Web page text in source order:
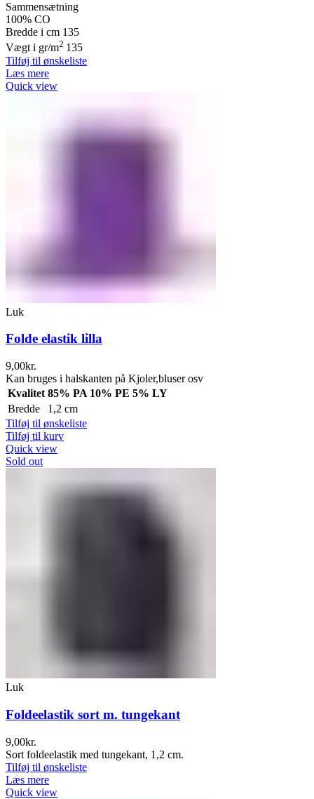
Sammensætning
100% CO
Bredde i cm 135
Vægt i gr/m2 135
Tilføj til ønskeliste
Læs mere
Quick view
Luk
Folde elastik lilla
9,00kr.
Kan bruges i halskanten på Kjoler,bluser osv
Kvalitet 85% PA 10% PE 5% LY
Bredde
1,2 cm
Tilføj til ønskeliste
Tilføj til kurv
Quick view
Sold out
Luk
Foldeelastik sort m. tungekant
9,00kr.
Sort foldeelastik med tungekant, 1,2 cm.
Tilføj til ønskeliste
Læs mere
Quick view